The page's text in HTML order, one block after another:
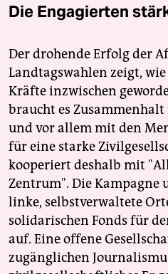
Die Engagierten
Der drohende Erfolg der
Landtagswahlen zeigt,
Kräfte inzwischen
braucht es
und vor allem mit den
für eine starke
kooperiert deshalb mit
Zentrum". Die Kampagne
linke, selbstverwaltete
solidarischen Fonds für
auf. Eine offene
zugänglichen